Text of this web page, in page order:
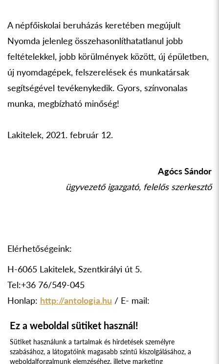
A népfőiskolai beruházás keretében megújult
Nyomda jelenleg összehasonlíthatatlanul jobb
feltételekkel, jobb körülmények között, új épületben,
új nyomdagépek, felszerelések és munkatársak
segítségével tevékenykedik. Gyors, színvonalas
munka, megbízható minőség!
Lakitelek, 2021. február 12.
Agócs Sándor
ügyvezető igazgató, felelős szerkesztő
Elérhetőségeink:
H-6065 Lakitelek, Szentkirályi út 5.
Tel:+36 76/549-045
Honlap: http://antologia.hu / E- mail:
Ez a weboldal sütiket használ!
Sütiket használunk a tartalmak és hirdetések személyre
szabásához, a látogatóink magasabb szintű kiszolgálásához, a
weboldalforgalmunk elemzéséhez, illetve marketing